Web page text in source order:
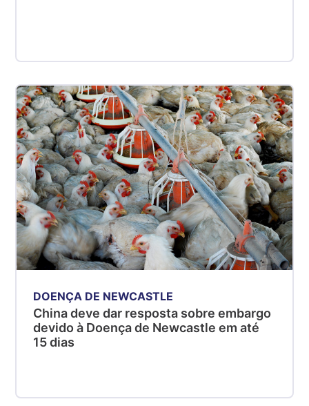
DOENÇA DE NEWCASTLE
China deve dar resposta sobre embargo
devido à Doença de Newcastle em até
15 dias